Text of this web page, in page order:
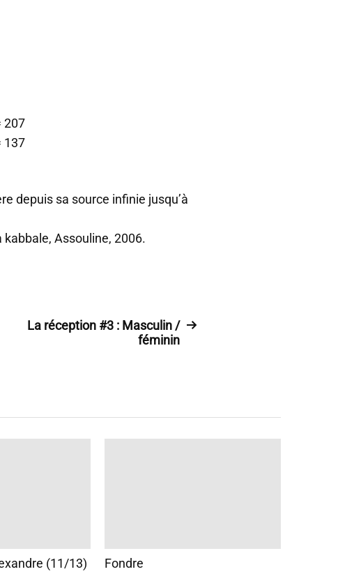
207
137
depuis sa source infinie jusqu’à
Assouline, 2006.
La réception #3 : Masculin /
féminin
(11/13) Fondre